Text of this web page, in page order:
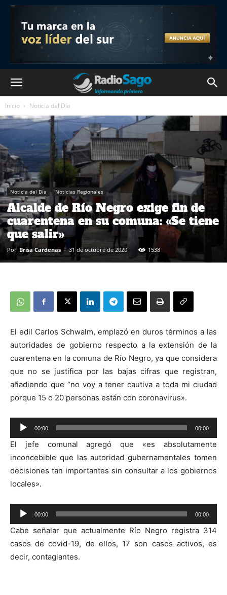
Inicio Noticia del Día
Noticia del Día Noticias Regionales
Alcalde de Río Negro exige fin de
cuarentena en su comuna: «Se tiene
que salir»
Por Brisa Cardenas - 31 de octubre de 2020 1538
El edil Carlos Schwalm, emplazó en duros términos a las
autoridades de gobierno respecto a la extensión de la
cuarentena en la comuna de Río Negro, ya que considera
que no se justifica por las bajas cifras que registran,
añadiendo que “no voy a tener cautiva a toda mi ciudad
porque 15 o 20 personas están con coronavirus».
Reproductor
de
audio
00:00 00:00
El jefe comunal agregó que «es absolutamente
inconcebible que las autoridad gubernamentales tomen
decisiones tan importantes sin consultar a los gobiernos
locales».
Reproductor
de
audio
00:00 00:00
Cabe señalar que actualmente Río Negro registra 314
casos de covid-19, de ellos, 17 son casos activos, es
decir, contagiantes.